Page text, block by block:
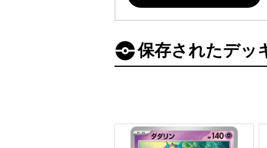
保存されたデッ